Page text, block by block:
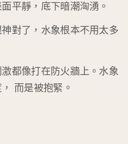
平靜，底下暗潮洶湧。
對了，水象根本不用太多
都像打在防火牆上。水象
而是被抱緊。